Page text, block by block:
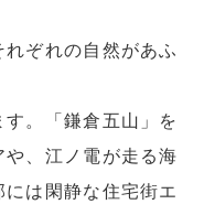
ぞれの自然があふ
。「鎌倉五山」を
、江ノ電が走る海
は閑静な住宅街エ